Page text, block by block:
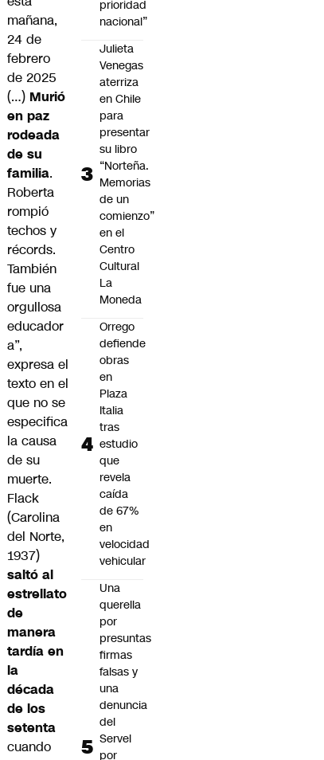
mañana,
24 de
febrero
de 2025
(…) Murió
en paz
rodeada
de su
familia.
Roberta
rompió
techos y
récords.
También
fue una
orgullosa
educador
a”,
expresa el
texto en el
que no se
especifica
la causa
de su
muerte.
Flack
(Carolina
del Norte,
1937)
saltó al
estrellato
de
manera
tardía en
la
década
de los
setenta
cuando
prioridad
nacional”
Julieta
Venegas
aterriza
en Chile
para
presentar
su libro
“Norteña.
Memorias
de un
comienzo”
en el
Centro
Cultural
La
Moneda
Orrego
defiende
obras
en
Plaza
Italia
tras
estudio
que
revela
caída
de 67%
en
velocidad
vehicular
Una
querella
por
presuntas
firmas
falsas y
una
denuncia
del
Servel
por